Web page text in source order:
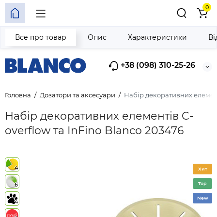
+38 (098) 310-25-26
0
Головна Дозатори та аксесуари Набір декоративних
Набір декоративних елементів C-
overflow та InFino Blanco 203476
Все про товар Опис Характеристики
4
6
4
Хит
Top
New